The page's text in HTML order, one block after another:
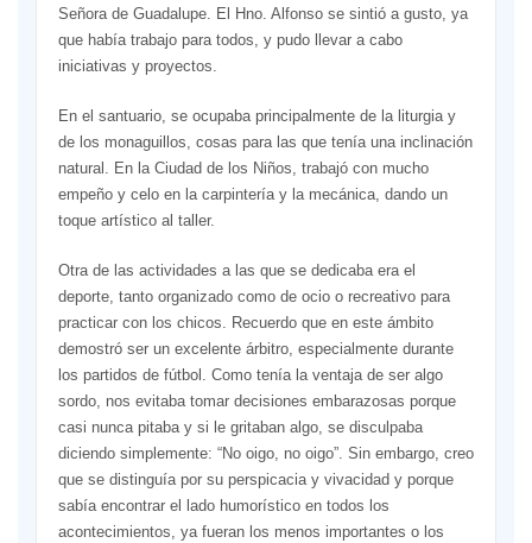
Señora de Guadalupe. El Hno. Alfonso se sintió a gusto, ya
que había trabajo para todos, y pudo llevar a cabo
iniciativas y proyectos.
En el santuario, se ocupaba principalmente de la liturgia y
de los monaguillos, cosas para las que tenía una inclinación
natural. En la Ciudad de los Niños, trabajó con mucho
empeño y celo en la carpintería y la mecánica, dando un
toque artístico al taller.
Otra de las actividades a las que se dedicaba era el
deporte, tanto organizado como de ocio o recreativo para
practicar con los chicos. Recuerdo que en este ámbito
demostró ser un excelente árbitro, especialmente durante
los partidos de fútbol. Como tenía la ventaja de ser algo
sordo, nos evitaba tomar decisiones embarazosas porque
casi nunca pitaba y si le gritaban algo, se disculpaba
diciendo simplemente: “No oigo, no oigo”. Sin embargo, creo
que se distinguía por su perspicacia y vivacidad y porque
sabía encontrar el lado humorístico en todos los
acontecimientos, ya fueran los menos importantes o los